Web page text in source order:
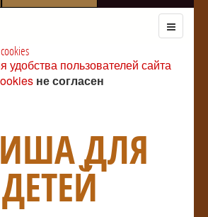
удобства пользователей сайта
не согласен
ДЛЯ
ДЕТЕЙ